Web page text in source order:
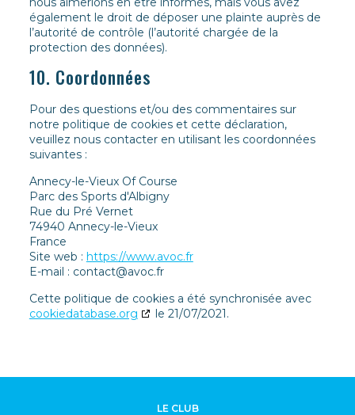
également le droit de déposer une plainte auprès de
l’autorité de contrôle (l’autorité chargée de la
protection des données).
10. Coordonnées
Pour des questions et/ou des commentaires sur
notre politique de cookies et cette déclaration,
veuillez nous contacter en utilisant les coordonnées
suivantes :
Annecy-le-Vieux Of Course
Parc des Sports d'Albigny
Rue du Pré Vernet
74940 Annecy-le-Vieux
France
Site web : https://www.avoc.fr
E-mail : contact@avoc.fr
Cette politique de cookies a été synchronisée avec
cookiedatabase.org
le 21/07/2021.
LE CLUB